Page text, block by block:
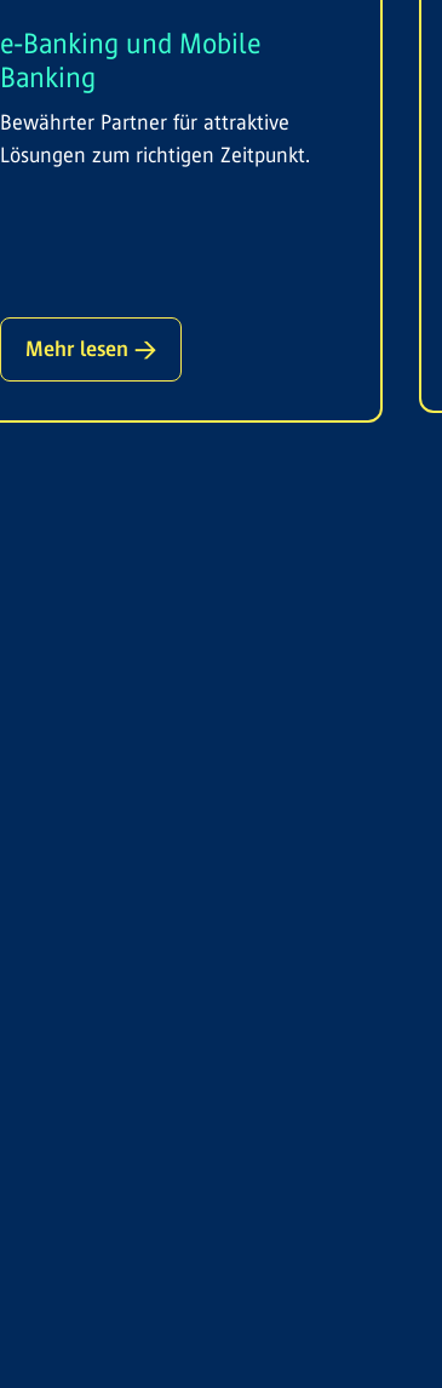
e-Banking und Mobile
Banking
Bewährter Partner für attraktive
Lösungen zum richtigen Zeitpunkt.
Mehr lesen →